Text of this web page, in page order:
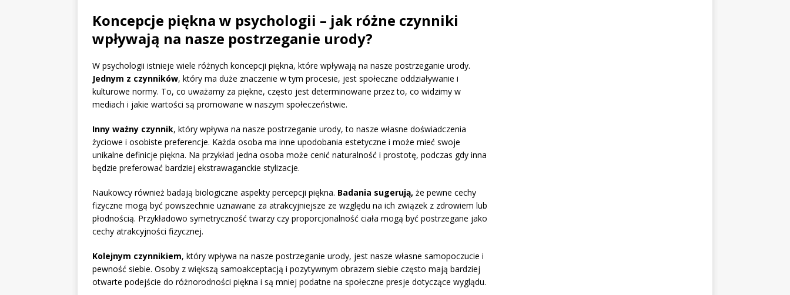
Koncepcje piękna w psychologii – jak różne czynniki
wpływają na nasze postrzeganie urody?
W psychologii istnieje wiele różnych koncepcji piękna, które wpływają na nasze postrzeganie urody.
Jednym z czynników, który ma duże znaczenie w tym procesie, jest społeczne oddziaływanie i
kulturowe normy. To, co uważamy za piękne, często jest determinowane przez to, co widzimy w
mediach i jakie wartości są promowane w naszym społeczeństwie.
Inny ważny czynnik, który wpływa na nasze postrzeganie urody, to nasze własne doświadczenia
życiowe i osobiste preferencje. Każda osoba ma inne upodobania estetyczne i może mieć swoje
unikalne definicje piękna. Na przykład jedna osoba może cenić naturalność i prostotę, podczas gdy inna
będzie preferować bardziej ekstrawaganckie stylizacje.
Naukowcy również badają biologiczne aspekty percepcji piękna. Badania sugerują, że pewne cechy
fizyczne mogą być powszechnie uznawane za atrakcyjniejsze ze względu na ich związek z zdrowiem lub
płodnością. Przykładowo symetryczność twarzy czy proporcjonalność ciała mogą być postrzegane jako
cechy atrakcyjności fizycznej.
Kolejnym czynnikiem, który wpływa na nasze postrzeganie urody, jest nasze własne samopoczucie i
pewność siebie. Osoby z większą samoakceptacją i pozytywnym obrazem siebie często mają bardziej
otwarte podejście do różnorodności piękna i są mniej podatne na społeczne presje dotyczące wyglądu.